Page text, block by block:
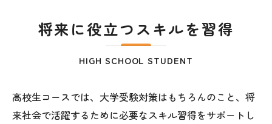
将来に役立つスキルを習得
HIGH SCHOOL STUDENT
高校生コースでは、大学受験対策はもちろんのこと、将
来社会で活躍するために必要なスキル習得をサポートし